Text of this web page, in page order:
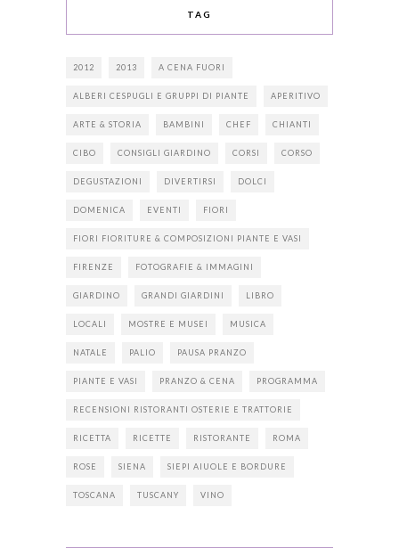
TAG
2012 2013 A CENA FUORI
ALBERI CESPUGLI E GRUPPI DI PIANTE APERITIVO
ARTE & STORIA BAMBINI CHEF CHIANTI
CIBO CONSIGLI GIARDINO CORSI CORSO
DEGUSTAZIONI DIVERTIRSI DOLCI
DOMENICA EVENTI FIORI
FIORI FIORITURE & COMPOSIZIONI PIANTE E VASI
FIRENZE FOTOGRAFIE & IMMAGINI
GIARDINO GRANDI GIARDINI LIBRO
LOCALI MOSTRE E MUSEI MUSICA
NATALE PALIO PAUSA PRANZO
PIANTE E VASI PRANZO & CENA PROGRAMMA
RECENSIONI RISTORANTI OSTERIE E TRATTORIE
RICETTA RICETTE RISTORANTE ROMA
ROSE SIENA SIEPI AIUOLE E BORDURE
TOSCANA TUSCANY VINO